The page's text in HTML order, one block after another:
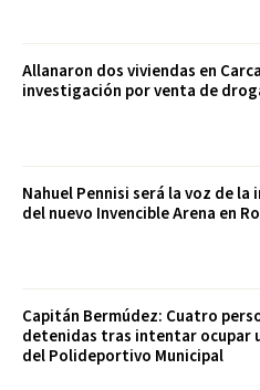
Allanaron dos viviendas en
investigación por venta de
Nahuel Pennisi será la voz de la
del nuevo Invencible Arena en
Capitán Bermúdez: Cuatro
detenidas tras intentar ocupar
del Polideportivo Municipal